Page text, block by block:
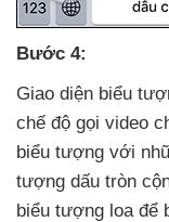
Bước 4:
Giao diện biểu
chế độ gọi video
biểu tượng với
tượng dấu tròn
biểu tượng loa để